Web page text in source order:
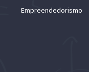
Empreendedorismo